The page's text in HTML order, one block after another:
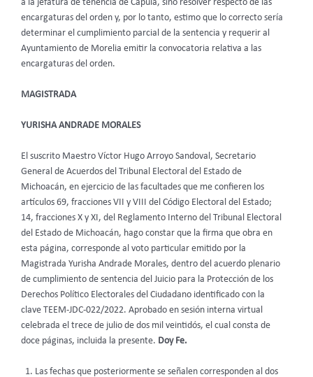
a la jefatura de tenencia de Capula, sino resolver respecto de las
encargaturas del orden y, por lo tanto, estimo que lo correcto sería
determinar el cumplimiento parcial de la sentencia y requerir al
Ayuntamiento de Morelia emitir la convocatoria relativa a las
encargaturas del orden.
MAGISTRADA
YURISHA ANDRADE MORALES
El suscrito Maestro Víctor Hugo Arroyo Sandoval, Secretario
General de Acuerdos del Tribunal Electoral del Estado de
Michoacán, en ejercicio de las facultades que me confieren los
artículos 69, fracciones VII y VIII del Código Electoral del Estado;
14, fracciones X y XI, del Reglamento Interno del Tribunal Electoral
del Estado de Michoacán, hago constar que la firma que obra en
esta página, corresponde al voto particular emitido por la
Magistrada Yurisha Andrade Morales, dentro del acuerdo plenario
de cumplimiento de sentencia del Juicio para la Protección de los
Derechos Político Electorales del Ciudadano identificado con la
clave TEEM-JDC-022/2022. Aprobado en sesión interna virtual
celebrada el trece de julio de dos mil veintidós, el cual consta de
doce páginas, incluida la presente. Doy Fe.
Las fechas que posteriormente se señalen corresponden al dos